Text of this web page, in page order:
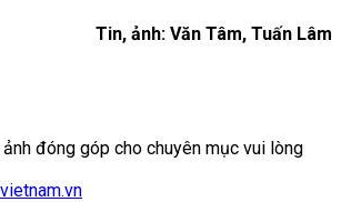
Tin, ảnh: Văn Tâm, Tuấn Lâm
đóng góp cho chuyên mục vui lòng